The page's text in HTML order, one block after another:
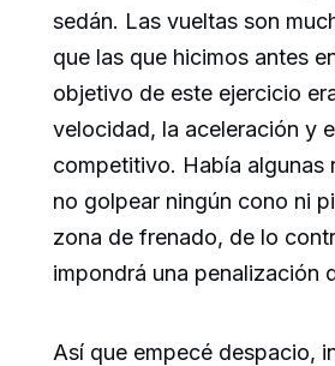
sedán. Las vueltas son
que las que hicimos antes
objetivo de este ejercicio
velocidad, la aceleración y
competitivo. Había algunas
no golpear ningún cono ni
zona de frenado, de lo
impondrá una penalización
Así que empecé despacio,